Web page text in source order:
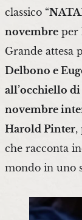
classico “
novembre per
Grande attesa
Delbono e
all’occhiello di
novembre
Harold Pinter,
che racconta
mondo in uno